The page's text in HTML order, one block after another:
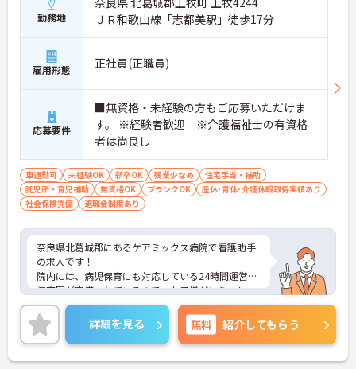
勤務地
ＪＲ和歌山線「志都美駅」徒歩17分
雇用形態 正社員(正職員)
応募要件
■無資格・未経験の方もご応募いただけま
す。 ※経験者歓迎 ※介護福祉士の有資格
者は尚良し
車通勤可 未経験OK 新卒OK 残業少なめ
住宅手当・補助
託児所・育児補助
無資格OK ブランクOK
産休･育休･介護休暇取得実績あり
社会保険完備
退職金制度あり
奈良県北葛城郡にあるケアミックス病院で看護助手
の求人です！
院内には、病児保育にも対応している24時間運営の
保育園が完備されているので、お子様がいらっしゃ
る方も安心♪
また、マイカー通勤が可能で、送迎バスが王寺駅、
志都美駅、近鉄五位堂駅方面に出ており、日々の通
勤も便利です！
充実した手当と福利厚生で、ライフステージが変わ
詳細を見る 無料 紹介してもらう